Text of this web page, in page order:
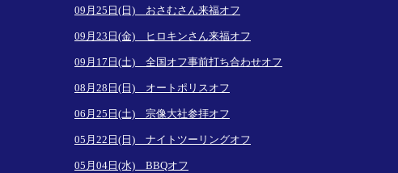
09月25日(日) おさむさん来福オフ
09月23日(金) ヒロキンさん来福オフ
09月17日(土) 全国オフ事前打ち合わせオフ
08月28日(日) オートポリスオフ
06月25日(土) 宗像大社参拝オフ
05月22日(日) ナイトツーリングオフ
05月04日(水) BBQオフ